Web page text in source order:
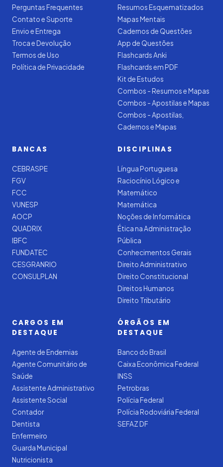
Perguntas Frequentes
Contato e Suporte
Envio e Entrega
Troca e Devolução
Termos de Uso
Política de Privacidade
Resumos Esquematizados
Mapas Mentais
Cadernos de Questões
App de Questões
Flashcards Anki
Flashcards em PDF
Kit de Estudos
Combos - Resumos e Mapas
Combos - Apostilas e Mapas
Combos - Apostilas,
Cadernos e Mapas
BANCAS
CEBRASPE
FGV
FCC
VUNESP
AOCP
QUADRIX
IBFC
FUNDATEC
CESGRANRIO
CONSULPLAN
DISCIPLINAS
Língua Portuguesa
Raciocínio Lógico e
Matemático
Matemática
Noções de Informática
Ética na Administração
Pública
Conhecimentos Gerais
Direito Administrativo
Direito Constitucional
Direitos Humanos
Direito Tributário
CARGOS EM
DESTAQUE
Agente de Endemias
Agente Comunitário de
Saúde
Assistente Administrativo
Assistente Social
Contador
Dentista
Enfermeiro
Guarda Municipal
Nutricionista
ÓRGÃOS EM
DESTAQUE
Banco do Brasil
Caixa Econômica Federal
INSS
Petrobras
Polícia Federal
Polícia Rodoviária Federal
SEFAZ DF